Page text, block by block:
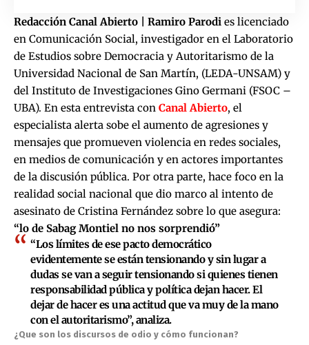
Redacción Canal Abierto | Ramiro Parodi es licenciado
en Comunicación Social, investigador en el Laboratorio
de Estudios sobre Democracia y Autoritarismo de la
Universidad Nacional de San Martín, (LEDA-UNSAM) y
del Instituto de Investigaciones Gino Germani (FSOC –
UBA). En esta entrevista con Canal Abierto, el
especialista alerta sobe el aumento de agresiones y
mensajes que promueven violencia en redes sociales,
en medios de comunicación y en actores importantes
de la discusión pública. Por otra parte, hace foco en la
realidad social nacional que dio marco al intento de
asesinato de Cristina Fernández sobre lo que asegura:
“lo de Sabag Montiel no nos sorprendió”
“Los límites de ese pacto democrático
evidentemente se están tensionando y sin lugar a
dudas se van a seguir tensionando si quienes tienen
responsabilidad pública y política dejan hacer. El
dejar de hacer es una actitud que va muy de la mano
con el autoritarismo”, analiza.
¿Que son los discursos de odio y cómo funcionan?